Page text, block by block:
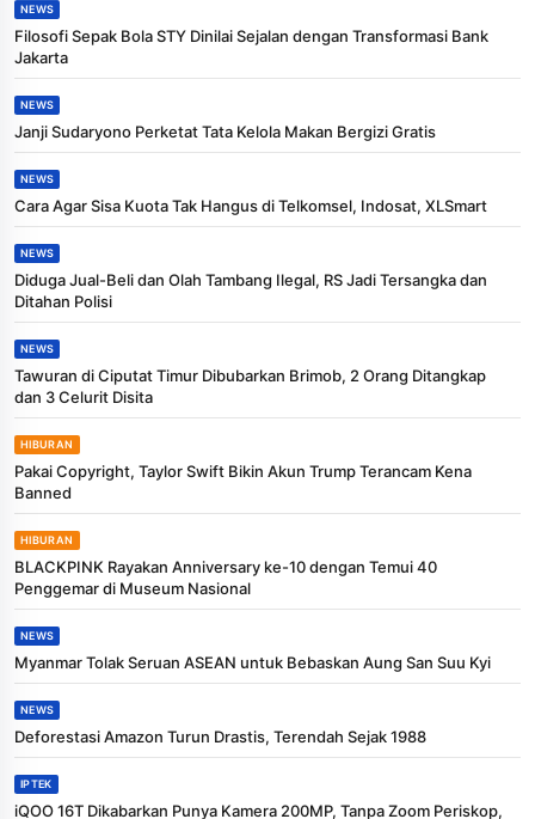
NEWS
Filosofi Sepak Bola STY Dinilai Sejalan dengan Transformasi Bank
Jakarta
NEWS
Janji Sudaryono Perketat Tata Kelola Makan Bergizi Gratis
NEWS
Cara Agar Sisa Kuota Tak Hangus di Telkomsel, Indosat, XLSmart
NEWS
Diduga Jual-Beli dan Olah Tambang Ilegal, RS Jadi Tersangka dan
Ditahan Polisi
NEWS
Tawuran di Ciputat Timur Dibubarkan Brimob, 2 Orang Ditangkap
dan 3 Celurit Disita
HIBURAN
Pakai Copyright, Taylor Swift Bikin Akun Trump Terancam Kena
Banned
HIBURAN
BLACKPINK Rayakan Anniversary ke-10 dengan Temui 40
Penggemar di Museum Nasional
NEWS
Myanmar Tolak Seruan ASEAN untuk Bebaskan Aung San Suu Kyi
NEWS
Deforestasi Amazon Turun Drastis, Terendah Sejak 1988
IPTEK
iQOO 16T Dikabarkan Punya Kamera 200MP, Tanpa Zoom Periskop,